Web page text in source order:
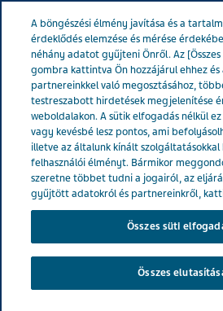
505-ös hibakód –
nem elérhető
Elnézést a
dolgozunk a hiba
A böngészési élmény javítása és a
érdeklődés elemzése és mérése
néhány adatot gyűjteni Önről. Az
gombra kattintva Ön hozzájárul ehhez és
partnereinkkel való megosztásához,
testreszabott hirdetések megjelenítése
weboldalakon. A sütik elfogadás nélkül
vagy kevésbé lesz pontos, ami
illetve az általunk kínált szolgáltatásokkal
felhasználói élményt. Bármikor
szeretne többet tudni a jogairól, az
gyűjtött adatokról és partnereinkről,
Összes süti
Összes